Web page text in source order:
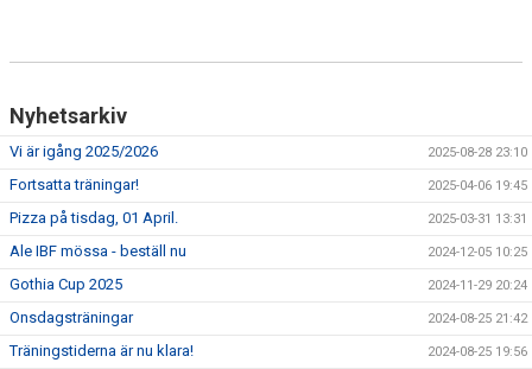
Nyhetsarkiv
Vi är igång 2025/2026 2025-08-28 23:10
Fortsatta träningar! 2025-04-06 19:45
Pizza på tisdag, 01 April. 2025-03-31 13:31
Ale IBF mössa - beställ nu 2024-12-05 10:25
Gothia Cup 2025 2024-11-29 20:24
Onsdagsträningar 2024-08-25 21:42
Träningstiderna är nu klara! 2024-08-25 19:56